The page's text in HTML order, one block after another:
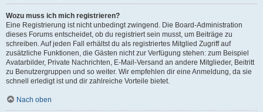
Wozu muss ich mich registrieren?
Eine Registrierung ist nicht unbedingt zwingend. Die Board-Administration
dieses Forums entscheidet, ob du registriert sein musst, um Beiträge zu
schreiben. Auf jeden Fall erhältst du als registriertes Mitglied Zugriff auf
zusätzliche Funktionen, die Gästen nicht zur Verfügung stehen: zum Beispiel
Avatarbilder, Private Nachrichten, E-Mail-Versand an andere Mitglieder, Beitritt
zu Benutzergruppen und so weiter. Wir empfehlen dir eine Anmeldung, da sie
schnell erledigt ist und dir zahlreiche Vorteile bietet.
Nach oben